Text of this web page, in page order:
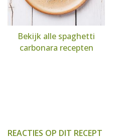
Bekijk alle spaghetti
carbonara recepten
REACTIES OP DIT RECEPT